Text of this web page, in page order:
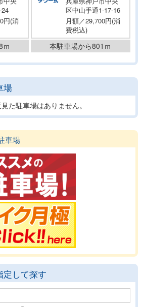
円(消
ｍ
区中山手通1-17-16
月額／29,700円(消
費税込)
本駐車場から801ｍ
場
た駐車場はありません。
車場
定して探す